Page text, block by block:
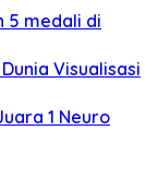
5 medali di
Visualisasi
1 Neuro